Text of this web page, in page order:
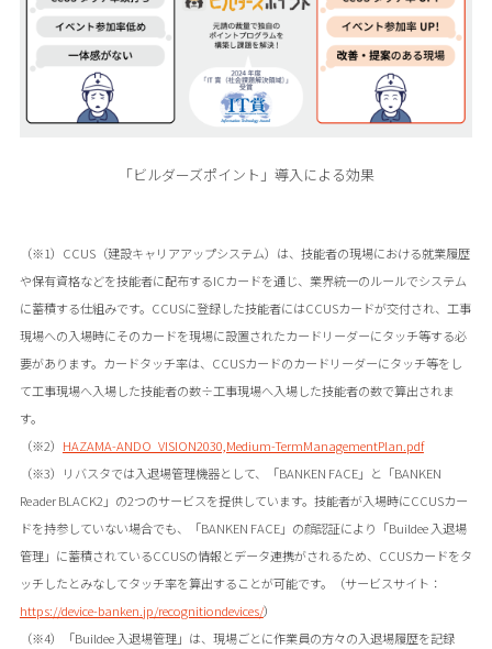
「ビルダーズポイント」導入による効果
（※1）CCUS（建設キャリアアップシステム）は、技能者の現場における就業履歴
や保有資格などを技能者に配布するICカードを通じ、業界統一のルールでシステム
に蓄積する仕組みです。CCUSに登録した技能者にはCCUSカードが交付され、工事
現場への入場時にそのカードを現場に設置されたカードリーダーにタッチ等する必
要があります。カードタッチ率は、CCUSカードのカードリーダーにタッチ等をし
て工事現場へ入場した技能者の数÷工事現場へ入場した技能者の数で算出されま
す。
（※2） HAZAMA-ANDO_VISION2030,Medium-TermManagementPlan.pdf
（※3）リバスタでは入退場管理機器として、「BANKEN FACE」と「BANKEN
Reader BLACK2」の2つのサービスを提供しています。技能者が入場時にCCUSカー
ドを持参していない場合でも、「BANKEN FACE」の顔認証により「Buildee 入退場
管理」に蓄積されているCCUSの情報とデータ連携がされるため、CCUSカードをタ
ッチしたとみなしてタッチ率を算出することが可能です。（サービスサイト：
https://device-banken.jp/recognitiondevices/）
（※4）「Buildee 入退場管理」は、現場ごとに作業員の方々の入退場履歴を記録